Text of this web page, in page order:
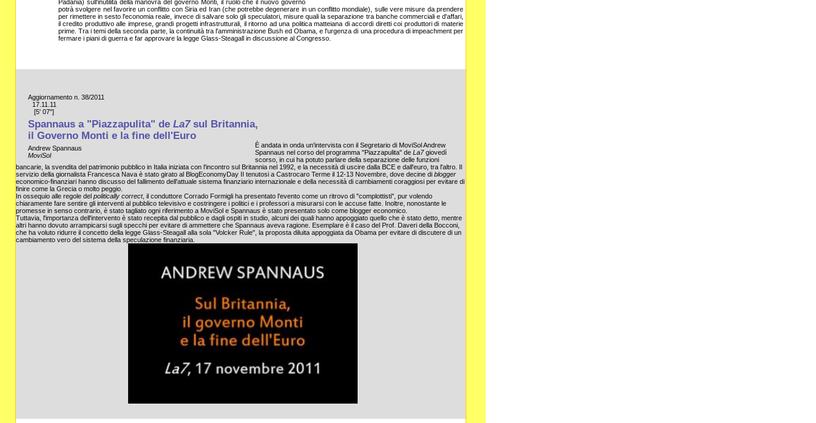
Padania) sull'inutilità della manovra del governo Monti, il ruolo che il nuovo governo
potrà svolgere nel favorire un conflitto con Siria ed Iran (che potrebbe degenerare in un conflitto mondiale), sulle vere misure da prendere
per rimettere in sesto l'economia reale, invece di salvare solo gli speculatori, misure quali la separazione tra banche commerciali e d'affari,
il credito produttivo alle imprese, grandi progetti infrastrutturali, il ritorno ad una politica matteiana di accordi diretti coi produttori di materie
prime. Tra i temi della seconda parte, la continuità tra l'amministrazione Bush ed Obama, e l'urgenza di una procedura di impeachment per
fermare i piani di guerra e far approvare la legge Glass-Steagall in discussione al Congresso.
Aggiornamento n. 38/2011
17.11.11
[5' 07"]
Spannaus a "Piazzapulita" de La7sul Britannia,
il Governo Monti e la fine dell'Euro
Andrew Spannaus
MoviSol
È andata in onda un'intervista con il Segretario di MoviSol Andrew
Spannaus nel corso del programma "Piazzapulita" de La7giovedì
scorso, in cui ha potuto parlare della separazione delle funzioni
bancarie, la svendita del patrimonio pubblico in Italia iniziata con l'incontro sul Britannia nel 1992, e la necessità di uscire dalla BCE e dall'euro, tra l'altro. Il
servizio della giornalista Francesca Nava è stato girato al BlogEconomyDay II tenutosi a Castrocaro Terme il 12-13 Novembre, dove decine di blogger
economico-finanziari hanno discusso del fallimento dell'attuale sistema finanziario internazionale e della necessità di cambiamenti coraggiosi per evitare di
finire come la Grecia o molto peggio.
In ossequio alle regole del politically correct, il conduttore Corrado Formigli ha presentato l'evento come un ritrovo di "complottisti", pur volendo
chiaramente fare sentire gli interventi al pubblico televisivo e costringere i politici e i professori a misurarsi con le accuse fatte. Inoltre, nonostante le
promesse in senso contrario, è stato tagliato ogni riferimento a MoviSol e Spannaus è stato presentato solo come blogger economico.
Tuttavia, l'importanza dell'intervento è stato recepita dal pubblico e dagli ospiti in studio, alcuni dei quali hanno appoggiato quello che è stato detto, mentre
altri hanno dovuto arrampicarsi sugli specchi per evitare di ammettere che Spannaus aveva ragione. Esemplare è il caso del Prof. Daveri della Bocconi,
che ha voluto ridurre il concetto della legge Glass-Steagall alla sola "Volcker Rule", la proposta diluita appoggiata da Obama per evitare di discutere di un
cambiamento vero del sistema della speculazione finanziaria.